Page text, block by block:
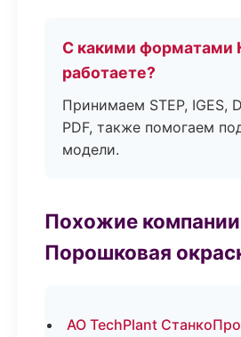
С какими форматами
работаете?
Принимаем STEP, IGES,
PDF, также помогаем
модели.
Похожие
Порошковая
АО TechPlant